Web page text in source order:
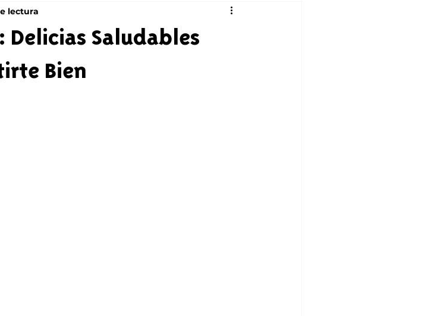
Delicias Saludables
Bien
lectura